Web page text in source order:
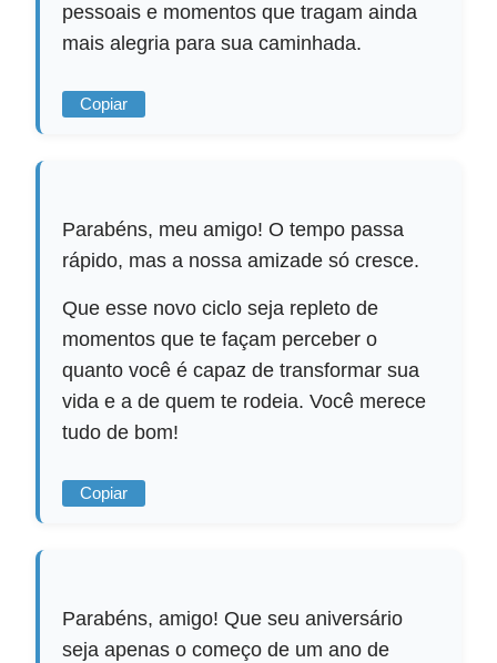
pessoais e momentos que tragam ainda
mais alegria para sua caminhada.
Copiar
Parabéns, meu amigo! O tempo passa
rápido, mas a nossa amizade só cresce.
Que esse novo ciclo seja repleto de
momentos que te façam perceber o
quanto você é capaz de transformar sua
vida e a de quem te rodeia. Você merece
tudo de bom!
Copiar
Parabéns, amigo! Que seu aniversário
seja apenas o começo de um ano de